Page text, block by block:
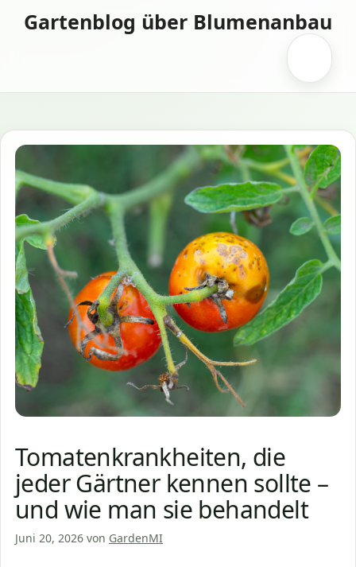
InhaltGartenblog über Blumenanbau
Tomatenkrankheiten, die
jeder Gärtner kennen sollte –
und wie man sie behandelt
Juni 20, 2026 von GardenMI